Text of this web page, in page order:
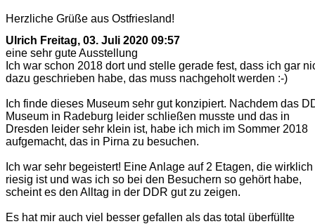
Herzliche Grüße aus Ostfriesland!
Ulrich Freitag, 03. Juli 2020 09:57
eine sehr gute Ausstellung
Ich war schon 2018 dort und stelle gerade fest, dass ich gar
dazu geschrieben habe, das muss nachgeholt werden :-)
Ich finde dieses Museum sehr gut konzipiert. Nachdem das
Museum in Radeburg leider schließen musste und das in
Dresden leider sehr klein ist, habe ich mich im Sommer 2018
aufgemacht, das in Pirna zu besuchen.
Ich war sehr begeistert! Eine Anlage auf 2 Etagen, die wirklich
riesig ist und was ich so bei den Besuchern so gehört habe,
scheint es den Alltag in der DDR gut zu zeigen.
Es hat mir auch viel besser gefallen als das total überfüllte